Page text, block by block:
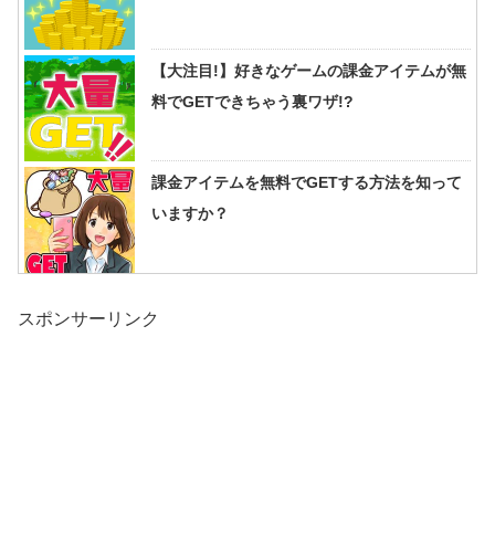
【大注目!】好きなゲームの課金アイテムが無
料でGETできちゃう裏ワザ!?
課金アイテムを無料でGETする方法を知って
いますか？
スポンサーリンク